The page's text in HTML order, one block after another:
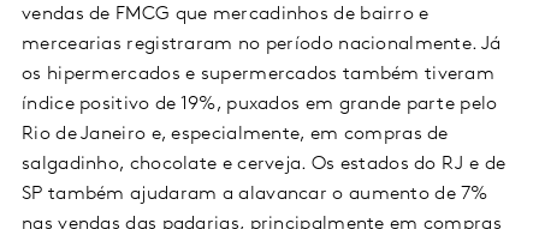
vendas de FMCG que mercadinhos de bairro e
mercearias registraram no período nacionalmente. Já
os hipermercados e supermercados também tiveram
índice positivo de 19%, puxados em grande parte pelo
Rio de Janeiro e, especialmente, em compras de
salgadinho, chocolate e cerveja. Os estados do RJ e de
SP também ajudaram a alavancar o aumento de 7%
nas vendas das padarias, principalmente em compras